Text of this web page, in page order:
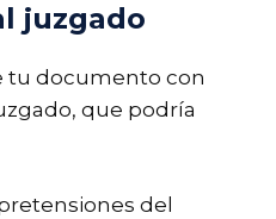
juzgado
tu documento con
que podría
del